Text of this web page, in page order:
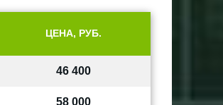
ЦЕНА, РУБ.
46 400
58 000